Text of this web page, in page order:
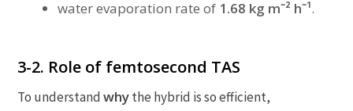
water evaporation rate of 1.68 kg m⁻² h⁻¹.
3-2. Role of femtosecond TAS
To understandwhythe hybrid is so efficient,